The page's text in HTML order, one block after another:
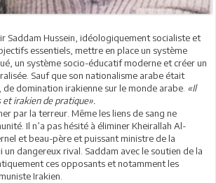
Saddam Hussein, idéologiquement socialiste et
essentiels, mettre en place un système
un système socio-éducatif moderne et créer un
Sauf que son nationalisme arabe était
de domination irakienne sur le monde arabe. «Il
irakien de pratique».
par la terreur. Même les liens de sang ne
Il n’a pas hésité à éliminer Kheirallah Al-
et beau-père et puissant ministre de la
un dangereux rival. Saddam avec le soutien de la
ces opposants et notamment les
Irakien.